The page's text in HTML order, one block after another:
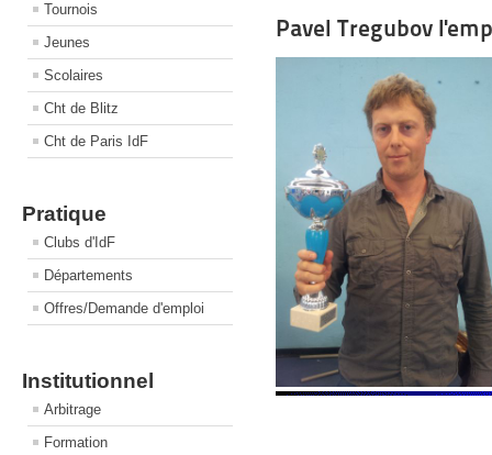
Tournois
Jeunes
Scolaires
Cht de Blitz
Cht de Paris IdF
Pratique
Clubs d'IdF
Départements
Offres/Demande d'emploi
Institutionnel
Arbitrage
Formation
Pavel Tregubov